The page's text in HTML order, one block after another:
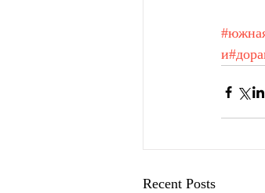
и
Recent Posts